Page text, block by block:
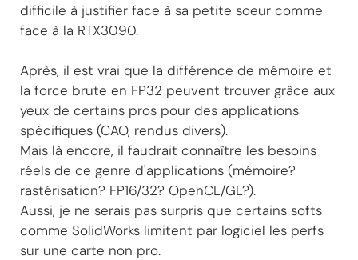
difficile à justifier face à sa petite soeur comme
face à la RTX3090.
Après, il est vrai que la différence de mémoire et
la force brute en FP32 peuvent trouver grâce aux
yeux de certains pros pour des applications
spécifiques (CAO, rendus divers).
Mais là encore, il faudrait connaître les besoins
réels de ce genre d'applications (mémoire?
rastérisation? FP16/32? OpenCL/GL?).
Aussi, je ne serais pas surpris que certains softs
comme SolidWorks limitent par logiciel les perfs
sur une carte non pro.